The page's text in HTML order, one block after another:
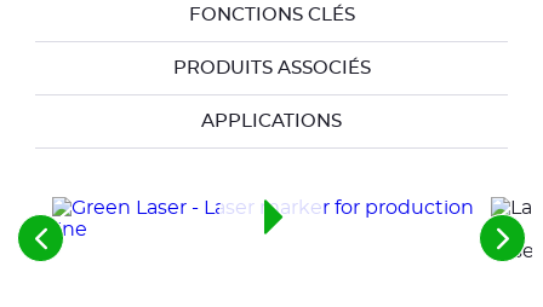
FONCTIONS CLÉS
PRODUITS ASSOCIÉS
APPLICATIONS
Voir
les
Voir
les